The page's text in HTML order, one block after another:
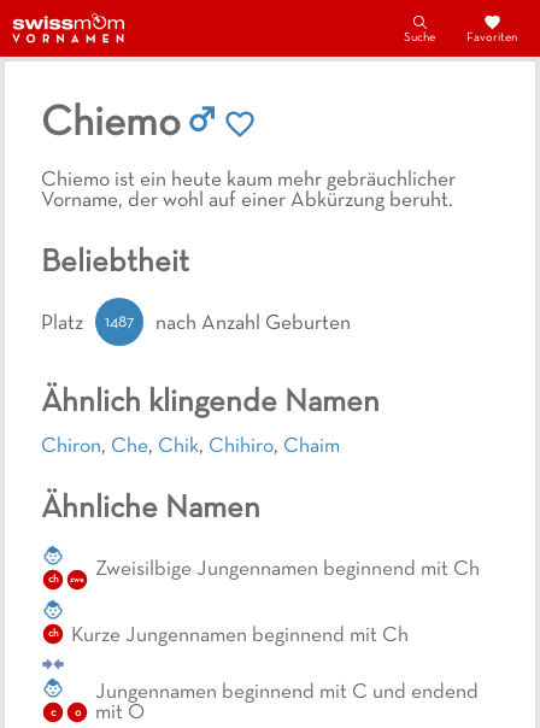
Suche Favoriten
Chiemo
Chiemo ist ein heute kaum mehr gebräuchlicher
Vorname, der wohl auf einer Abkürzung beruht.
Ähnlich klingende Namen
Chiron, Che, Chik, Chihiro, Chaim
Ähnliche Namen
ch zwe Zweisilbige Jungennamen beginnend mit Ch
ch Kurze Jungennamen beginnend mit Ch
c o
Jungennamen beginnend mit C und endend
mit O
Beliebtheit
Platz 1487 nach Anzahl Geburten